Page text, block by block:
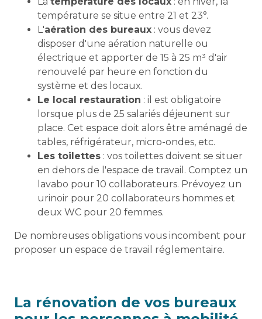
température se situe entre 21 et 23°.
L'aération des bureaux : vous devez
disposer d'une aération naturelle ou
électrique et apporter de 15 à 25 m³ d'air
renouvelé par heure en fonction du
système et des locaux.
Le local restauration : il est obligatoire
lorsque plus de 25 salariés déjeunent sur
place. Cet espace doit alors être aménagé de
tables, réfrigérateur, micro-ondes, etc.
Les toilettes : vos toilettes doivent se situer
en dehors de l'espace de travail. Comptez un
lavabo pour 10 collaborateurs. Prévoyez un
urinoir pour 20 collaborateurs hommes et
deux WC pour 20 femmes.
De nombreuses obligations vous incombent pour
proposer un espace de travail réglementaire.
La rénovation de vos bureaux